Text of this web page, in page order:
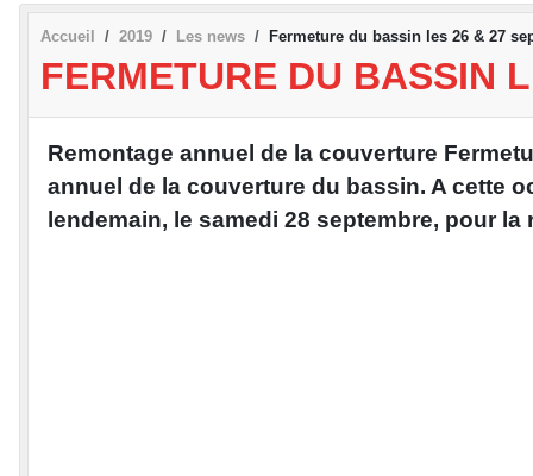
Accueil 2019 Les news Fermeture du bassin les 26 & 27
FERMETURE DU BASSIN
Remontage annuel de la couverture
annuel de la couverture du bassin. A cette
lendemain, le samedi 28 septembre, pour